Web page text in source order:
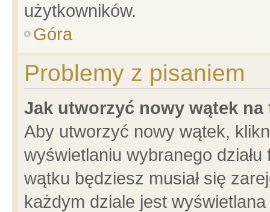
użytkowników.
Góra
Problemy z pisaniem
Jak utworzyć nowy wątek na
Aby utworzyć nowy wątek,
wyświetlaniu wybranego
wątku będziesz musiał się
każdym dziale jest